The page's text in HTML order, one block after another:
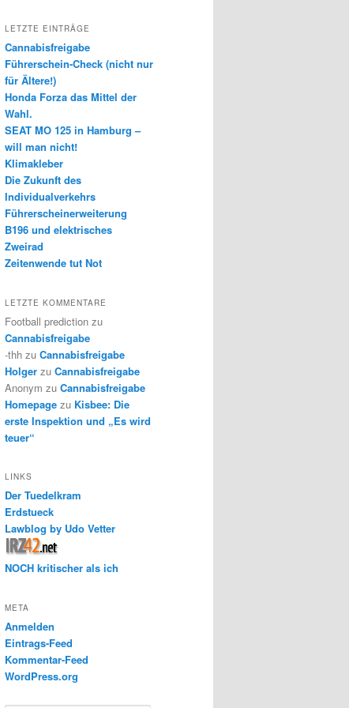
LETZTE EINTRÄGE
Cannabisfreigabe
Führerschein-Check (nicht nur
für Ältere!)
Honda Forza das Mittel der
Wahl.
SEAT MO 125 in Hamburg –
will man nicht!
Klimakleber
Die Zukunft des
Individualverkehrs
Führerscheinerweiterung
B196 und elektrisches
Zweirad
Zeitenwende tut Not
LETZTE KOMMENTARE
Football prediction zu
Cannabisfreigabe
-thh zu Cannabisfreigabe
Holger zu Cannabisfreigabe
Anonym zu Cannabisfreigabe
Homepage zu Kisbee: Die
erste Inspektion und „Es wird
teuer“
LINKS
Der Tuedelkram
Erdstueck
Lawblog by Udo Vetter
NOCH kritischer als ich
META
Anmelden
Eintrags-Feed
Kommentar-Feed
WordPress.org